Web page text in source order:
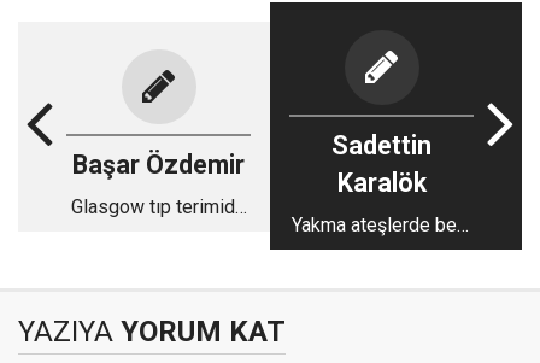
Başar Özdemir
Glasgow tıp terimidir
Sadettin
Karalök
Yakma ateşlerde beni
sevdiğim
YAZIYA YORUM KAT